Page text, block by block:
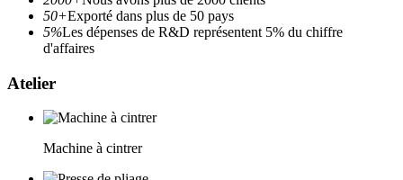
50+Exporté dans plus de 50 pays
5%Les dépenses de R&D représentent 5% du chiffre
d'affaires
Atelier
Machine à cintrer